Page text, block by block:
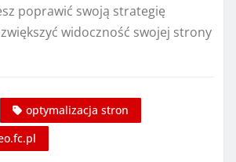
poprawić swoją strategię
widoczność swojej strony
optymalizacja stron